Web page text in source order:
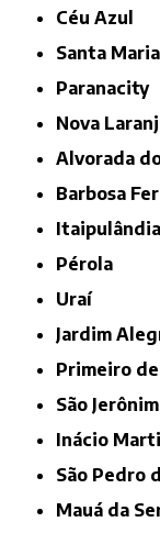
Céu Azul
Santa
Paranacity
Nova
Alvorada
Barbosa
Itaipulândia
Pérola
Uraí
Jardim
Primeiro
São
Inácio
São Pedro
Mauá da